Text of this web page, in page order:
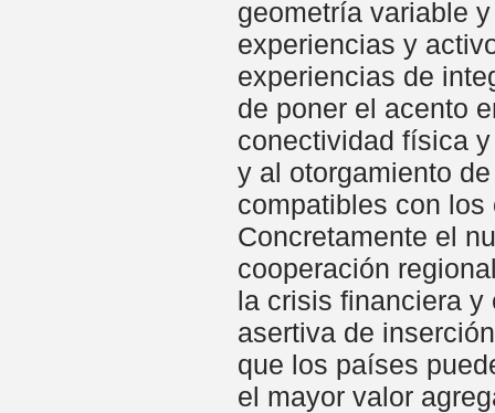
geometría variable
experiencias y
experiencias de
de poner el acento
conectividad física
y al otorgamiento
compatibles con
Concretamente el
cooperación
la crisis financiera y
asertiva de
que los países
el mayor valor